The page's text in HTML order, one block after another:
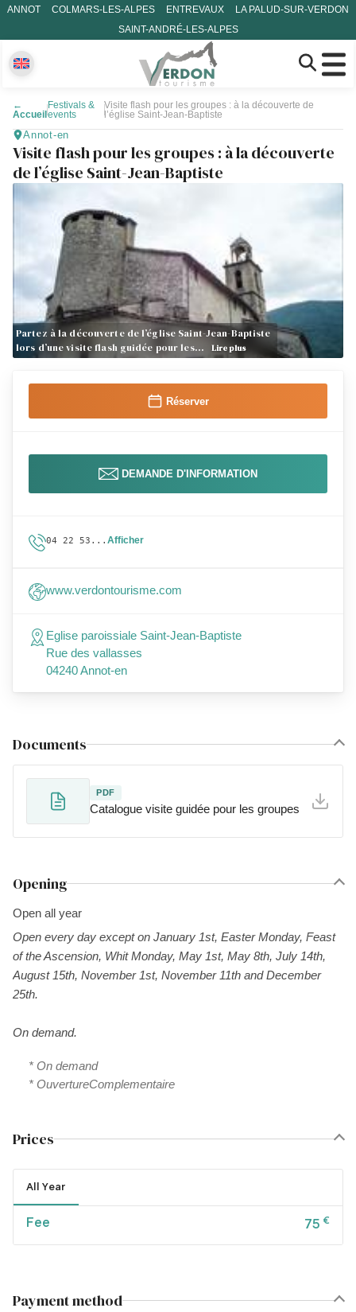
ANNOT COLMARS-LES-ALPES ENTREVAUX
LA PALUD-SUR-VERDON
SAINT-ANDRÉ-LES-ALPES
←
Accueil
Festivals &
events
Visite flash pour les groupes : à la découverte de
l’église Saint-Jean-Baptiste
Annot-en
Visite flash pour les groupes : à la découverte
de l’église Saint-Jean-Baptiste
Partez à la découverte de l’église Saint-Jean-Baptiste
lors d’une visite flash guidée pour les…
Lire plus
Documents
PDF
Catalogue visite guidée pour les groupes
Opening
Open all year
Open every day except on January 1st, Easter Monday, Feast
of the Ascension, Whit Monday, May 1st, May 8th, July 14th,
August 15th, November 1st, November 11th and December
25th.
On demand.
* On demand
* OuvertureComplementaire
Prices
All Year
Fee 75 €
Payment method
Réserver
DEMANDE D'INFORMATION
04 22 53... Afficher
www.verdontourisme.com
Eglise paroissiale Saint-Jean-Baptiste
Rue des vallasses
04240 Annot-en